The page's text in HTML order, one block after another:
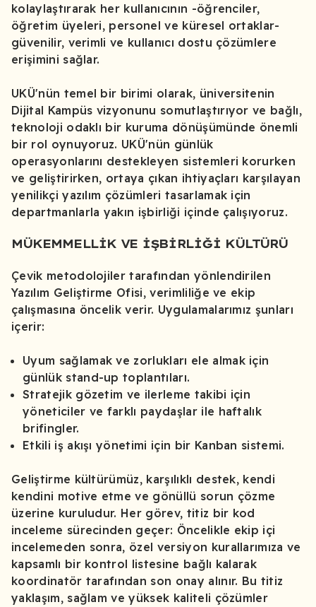
kolaylaştırarak her kullanıcının -öğrenciler,
öğretim üyeleri, personel ve küresel ortaklar-
güvenilir, verimli ve kullanıcı dostu çözümlere
erişimini sağlar.
UKÜ'nün temel bir birimi olarak, üniversitenin
Dijital Kampüs vizyonunu somutlaştırıyor ve bağlı,
teknoloji odaklı bir kuruma dönüşümünde önemli
bir rol oynuyoruz. UKÜ'nün günlük
operasyonlarını destekleyen sistemleri korurken
ve geliştirirken, ortaya çıkan ihtiyaçları karşılayan
yenilikçi yazılım çözümleri tasarlamak için
departmanlarla yakın işbirliği içinde çalışıyoruz.
MÜKEMMELLIK VE İŞBIRLIĞI KÜLTÜRÜ
Çevik metodolojiler tarafından yönlendirilen
Yazılım Geliştirme Ofisi, verimliliğe ve ekip
çalışmasına öncelik verir. Uygulamalarımız şunları
içerir:
Uyum sağlamak ve zorlukları ele almak için
günlük stand-up toplantıları.
Stratejik gözetim ve ilerleme takibi için
yöneticiler ve farklı paydaşlar ile haftalık
brifingler.
Etkili iş akışı yönetimi için bir Kanban sistemi.
Geliştirme kültürümüz, karşılıklı destek, kendi
kendini motive etme ve gönüllü sorun çözme
üzerine kuruludur. Her görev, titiz bir kod
inceleme sürecinden geçer: Öncelikle ekip içi
incelemeden sonra, özel versiyon kurallarımıza ve
kapsamlı bir kontrol listesine bağlı kalarak
koordinatör tarafından son onay alınır. Bu titiz
yaklaşım, sağlam ve yüksek kaliteli çözümler